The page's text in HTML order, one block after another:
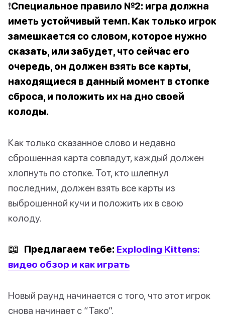
❗️Специальное правило №2: игра должна
иметь устойчивый темп. Как только игрок
замешкается со словом, которое нужно
сказать, или забудет, что сейчас его
очередь, он должен взять все карты,
находящиеся в данный момент в стопке
сброса, и положить их на дно своей
колоды.
Как только сказанное слово и недавно
сброшенная карта совпадут, каждый должен
хлопнуть по стопке. Тот, кто шлепнул
последним, должен взять все карты из
выброшенной кучи и положить их в свою
колоду.
📖 Предлагаем тебе: Exploding Kittens:
видео обзор и как играть
Новый раунд начинается с того, что этот игрок
снова начинает с “Тако”.